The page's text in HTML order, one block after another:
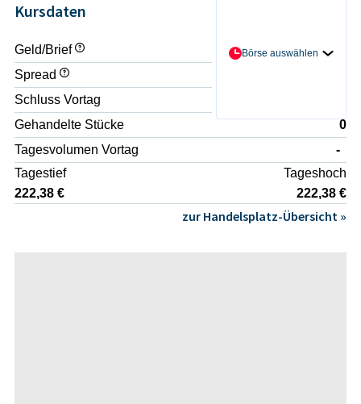
Kursdaten
Börse auswählen
Geld/Brief
- / -
Spread
Schluss Vortag
Gehandelte Stücke
0
Tagesvolumen Vortag
-
Tagestief
222,38 €
Tageshoch
222,38 €
zur Handelsplatz-Übersicht »